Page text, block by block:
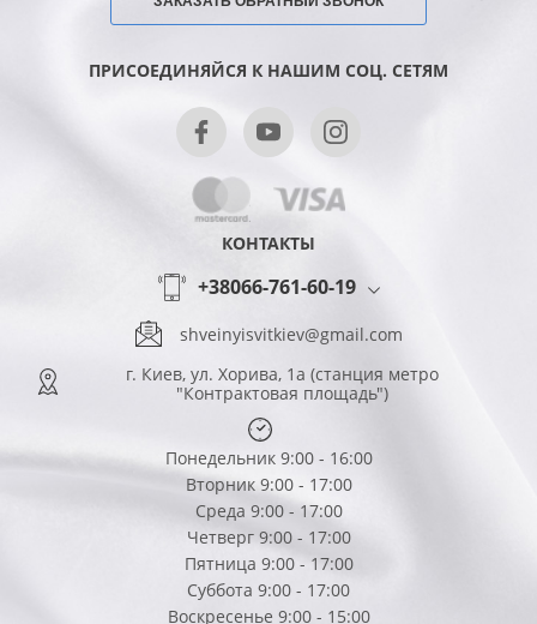
ПРИСОЕДИНЯЙСЯ К НАШИМ СОЦ. СЕТЯМ
КОНТАКТЫ
+38066-761-60-19
shveinyisvitkiev@gmail.com
г. Киев, ул. Хорива, 1а (станция метро
"Контрактовая площадь")
Понедельник 9:00 - 16:00
Вторник 9:00 - 17:00
Среда 9:00 - 17:00
Четверг 9:00 - 17:00
Пятница 9:00 - 17:00
Суббота 9:00 - 17:00
Воскресенье 9:00 - 15:00